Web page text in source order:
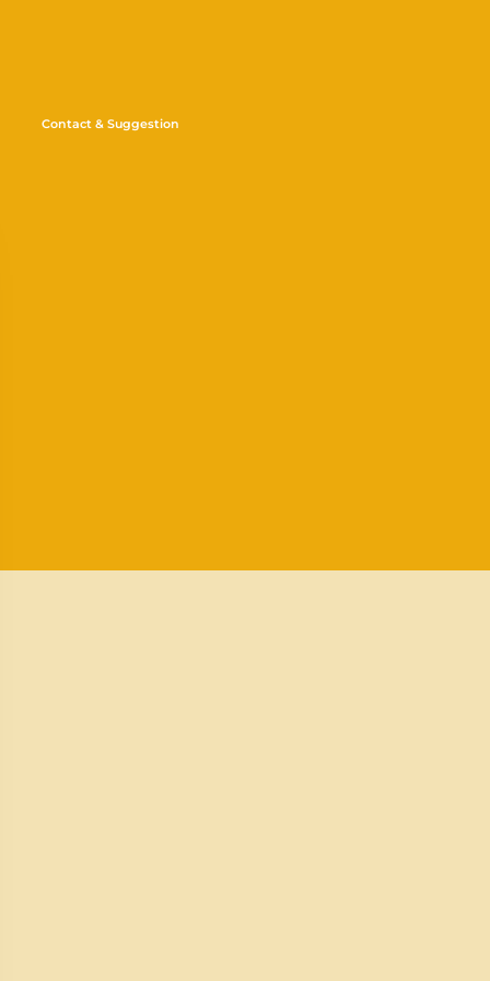
Contact & Suggestion